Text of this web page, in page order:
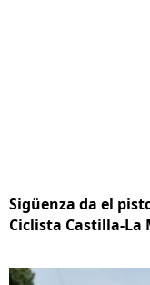
Sigüenza da el
Ciclista Castilla-La